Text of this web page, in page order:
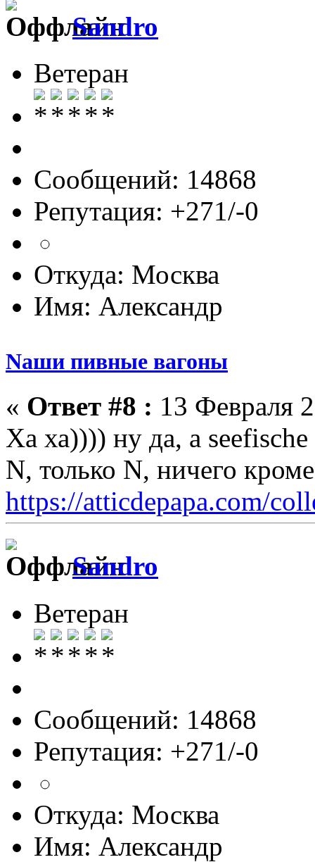
Sandro
Ветеран
Сообщений: 14868
Репутация: +271/-0
Откуда: Москва
Имя: Александр
Nаши пивные вагоны
« Ответ #8 : 13 Февраля
Ха ха)))) ну да, а seefische
N, только N, ничего
https://atticdepapa.com/
Sandro
Ветеран
Сообщений: 14868
Репутация: +271/-0
Откуда: Москва
Имя: Александр